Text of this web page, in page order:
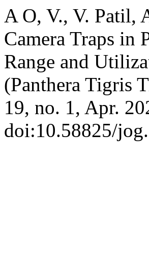
A O, V., V. Patil,
Camera Traps in
Range and
(Panthera Tigris
19, no. 1, Apr.
doi:10.58825/